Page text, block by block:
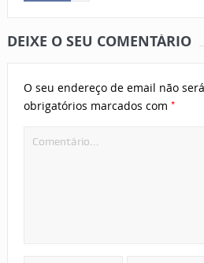
DEIXE O SEU COMENTÁRIO
O seu endereço de email não
obrigatórios marcados com *